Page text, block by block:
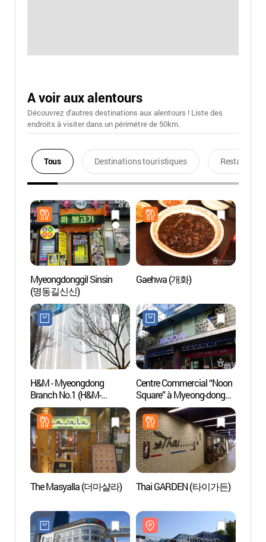
A voir aux alentours
Découvrez d'autres destinations aux alentours ! Liste des
endroits à visiter dans un périmétre de 50km.
Tous Destinations touristiques Restaurants
Myeongdonggil Sinsin
(명동길신신)
Gaehwa (개화)
H&M - Myeongdong
Branch No.1 (H&M-
명동1호점)
Centre Commercial “Noon
Square” à Myeong-dong
(눈스퀘어)
The Masyalla (더마샬라) Thai GARDEN (타이가든)